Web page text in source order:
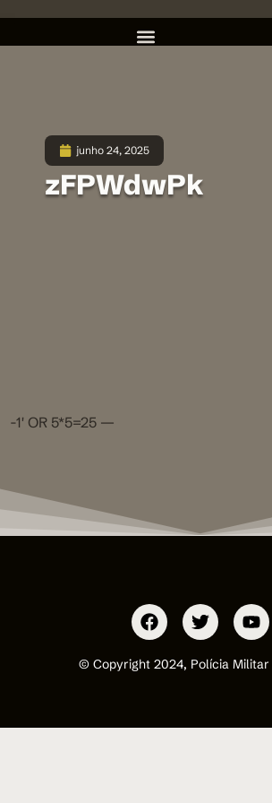
junho 24, 2025
zFPWdwPk
-1′ OR 5*5=25 —
© Copyright 2024, Polícia Militar